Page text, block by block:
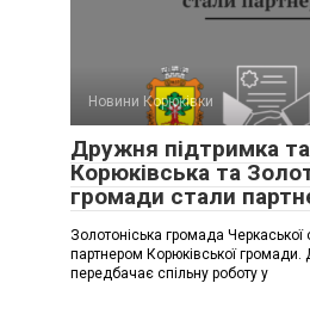
Новини Корюківки
Дружня підтримка
Корюківська та
громади стали
Золотоніська громада Черкаської
партнером Корюківської громади.
передбачає спільну роботу у